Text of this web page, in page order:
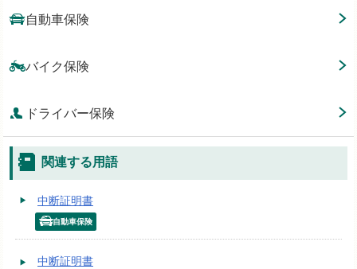
自動車保険
バイク保険
ドライバー保険
関連する用語
中断証明書
自動車保険
中断証明書